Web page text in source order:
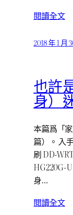
閱讀全文
2018 年 1 月
也許
身）
本篇爲「
篇）。 入
刷 DD-
HG220G-
身…
閱讀全文